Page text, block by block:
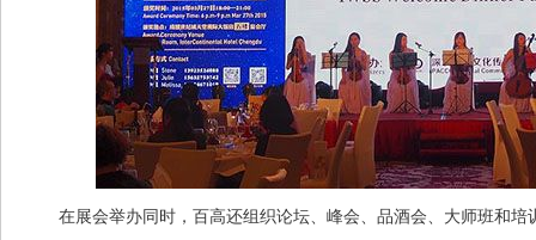
在展会举办同时，百高还组织论坛、峰会、品酒会、大师班和培